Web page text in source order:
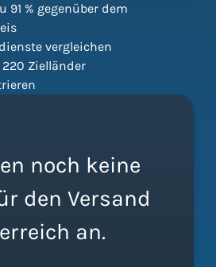
91 % gegenüber dem
vergleichen
Zielländer
noch keine
den Versand
an.